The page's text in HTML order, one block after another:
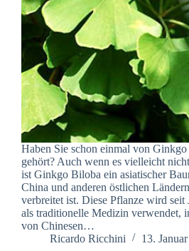
Haben Sie schon einmal von
gehört? Auch wenn es vielleicht
ist Ginkgo Biloba ein asiatischer
China und anderen östlichen
verbreitet ist. Diese Pflanze wird seit
als traditionelle Medizin verwendet,
von Chinesen…
Ricardo Ricchini
13.